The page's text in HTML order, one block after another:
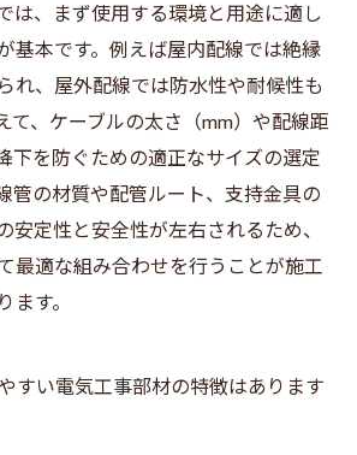
は、まず使用する環境と用途に適し
基本です。例えば屋内配線では絶縁
れ、屋外配線では防水性や耐候性も
て、ケーブルの太さ（mm）や配線距
下を防ぐための適正なサイズの選定
管の材質や配管ルート、支持金具の
安定性と安全性が左右されるため、
最適な組み合わせを行うことが施工
す。
すい電気工事部材の特徴はあります